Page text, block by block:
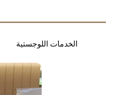
الخدمات اللوجستية